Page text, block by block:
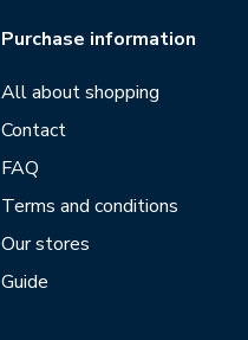
Purchase information
All about shopping
Contact
FAQ
Terms and conditions
Our stores
Guide